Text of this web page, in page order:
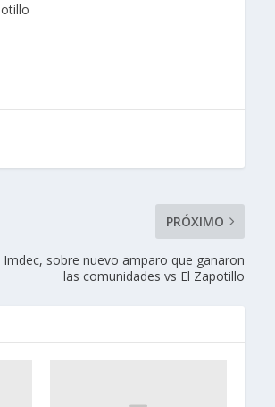
PRÓXIMO
Imdec, sobre nuevo amparo que ganaron
las comunidades vs El Zapotillo